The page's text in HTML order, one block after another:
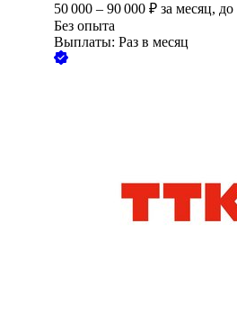
50 000 – 90 000 ₽ за месяц, до
Без опыта
Выплаты: Раз в месяц